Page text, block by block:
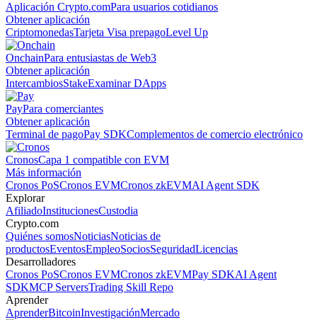
Aplicación Crypto.comPara usuarios cotidianos
Obtener aplicación
CriptomonedasTarjeta Visa prepagoLevel Up
OnchainPara entusiastas de Web3
Obtener aplicación
IntercambiosStakeExaminar DApps
PayPara comerciantes
Obtener aplicación
Terminal de pagoPay SDKComplementos de comercio electrónico
CronosCapa 1 compatible con EVM
Más información
Cronos PoSCronos EVMCronos zkEVMAI Agent SDK
Explorar
AfiliadoInstitucionesCustodia
Crypto.com
Quiénes somosNoticiasNoticias de
productosEventosEmpleoSociosSeguridadLicencias
Desarrolladores
Cronos PoSCronos EVMCronos zkEVMPay SDKAI Agent
SDKMCP ServersTrading Skill Repo
Aprender
AprenderBitcoinInvestigaciónMercado